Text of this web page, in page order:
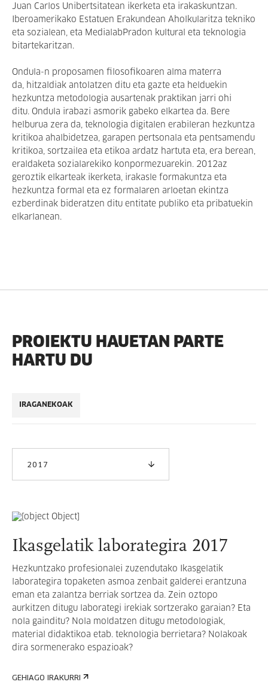
Juan Carlos Unibertsitatean ikerketa eta irakaskuntzan.
Iberoamerikako Estatuen Erakundean Aholkularitza tekniko
eta sozialean, eta MedialabPradon kultural eta teknologia
bitartekaritzan.
Ondula-n proposamen filosofikoaren alma materra
da, hitzaldiak antolatzen ditu eta gazte eta helduekin
hezkuntza metodologia ausartenak praktikan jarri ohi
ditu. Ondula irabazi asmorik gabeko elkartea da. Bere
helburua zera da, teknologia digitalen erabileran hezkuntza
kritikoa ahalbidetzea, garapen pertsonala eta pentsamendu
kritikoa, sortzailea eta etikoa ardatz hartuta eta, era berean,
eraldaketa sozialarekiko konpormezuarekin. 2012az
geroztik elkarteak ikerketa, irakasle formakuntza eta
hezkuntza formal eta ez formalaren arloetan ekintza
ezberdinak bideratzen ditu entitate publiko eta pribatuekin
elkarlanean.
PROIEKTU HAUETAN PARTE
HARTU DU
IRAGANEKOAK
2017
Ikasgelatik laborategira 2017
Hezkuntzako profesionalei zuzendutako Ikasgelatik
laborategira topaketen asmoa zenbait galderei erantzuna
eman eta zalantza berriak sortzea da. Zein oztopo
aurkitzen ditugu laborategi irekiak sortzerako garaian? Eta
nola gainditu? Nola moldatzen ditugu metodologiak,
material didaktikoa etab. teknologia berrietara? Nolakoak
dira sormenerako espazioak?
GEHIAGO IRAKURRI